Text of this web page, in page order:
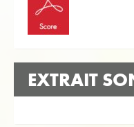
EXTRAIT